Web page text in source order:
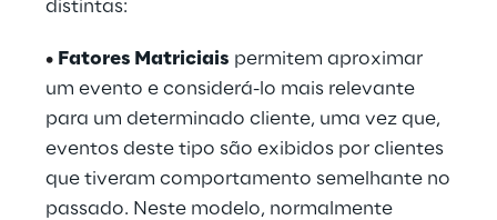
distintas:
• Fatores Matriciais permitem aproximar
um evento e considerá-lo mais relevante
para um determinado cliente, uma vez que,
eventos deste tipo são exibidos por clientes
que tiveram comportamento semelhante no
passado. Neste modelo, normalmente